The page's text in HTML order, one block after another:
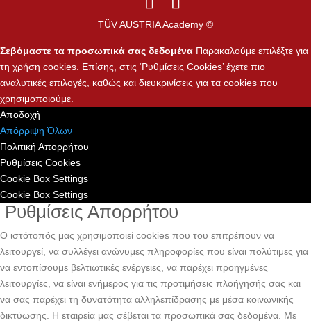
TÜV AUSTRIA Academy ©
Σεβόμαστε τα προσωπικά σας δεδομένα Παρακαλούμε επιλέξτε για
τη χρήση cookies. Επίσης, στις ‘Ρυθμίσεις Cookies’ έχετε πιο
αναλυτικές επιλογές, καθώς και διευκρινίσεις για τα cookies που
χρησιμοποιούμε.
Αποδοχή
Απόρριψη Όλων
Πολιτική Απορρήτου
Ρυθμίσεις Cookies
Cookie Box Settings
Cookie Box Settings
Ρυθμίσεις Απορρήτου
Ο ιστότοπός μας χρησιμοποιεί cookies που του επιτρέπουν να
λειτουργεί, να συλλέγει ανώνυμες πληροφορίες που είναι πολύτιμες για
να εντοπίσουμε βελτιωτικές ενέργειες, να παρέχει προηγμένες
λειτουργίες, να είναι ενήμερος για τις προτιμήσεις πλοήγησής σας και
να σας παρέχει τη δυνατότητα αλληλεπίδρασης με μέσα κοινωνικής
δικτύωσης. H εταιρεία μας σέβεται τα προσωπικά σας δεδομένα. Με